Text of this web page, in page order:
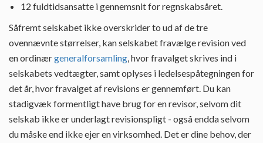
12 fuldtidsansatte i gennemsnit for regnskabsåret.
Såfremt selskabet ikke overskrider to ud af de tre
ovennævnte størrelser, kan selskabet fravælge revision ved
en ordinærgeneralforsamling, hvor fravalget skrives ind i
selskabets vedtægter, samt oplyses i ledelsespåtegningen for
det år, hvor fravalget af revisions er gennemført. Du kan
stadigvæk formentligt have brug for en revisor, selvom dit
selskab ikke er underlagt revisionspligt - også endda selvom
du måske end ikke ejer en virksomhed. Det er dine behov, der